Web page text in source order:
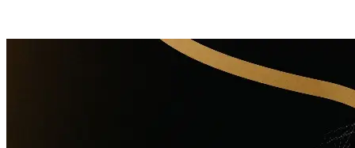
Nederlands
Ik ben mijn ticket kwijt